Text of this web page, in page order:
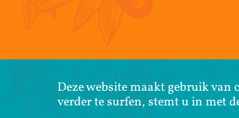
Deze website maakt gebruik van
verder te surfen, stemt u in met